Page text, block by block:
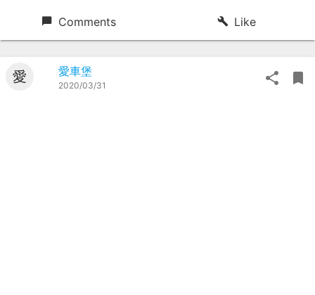
Comments Like
愛 愛車堡
2020/03/31